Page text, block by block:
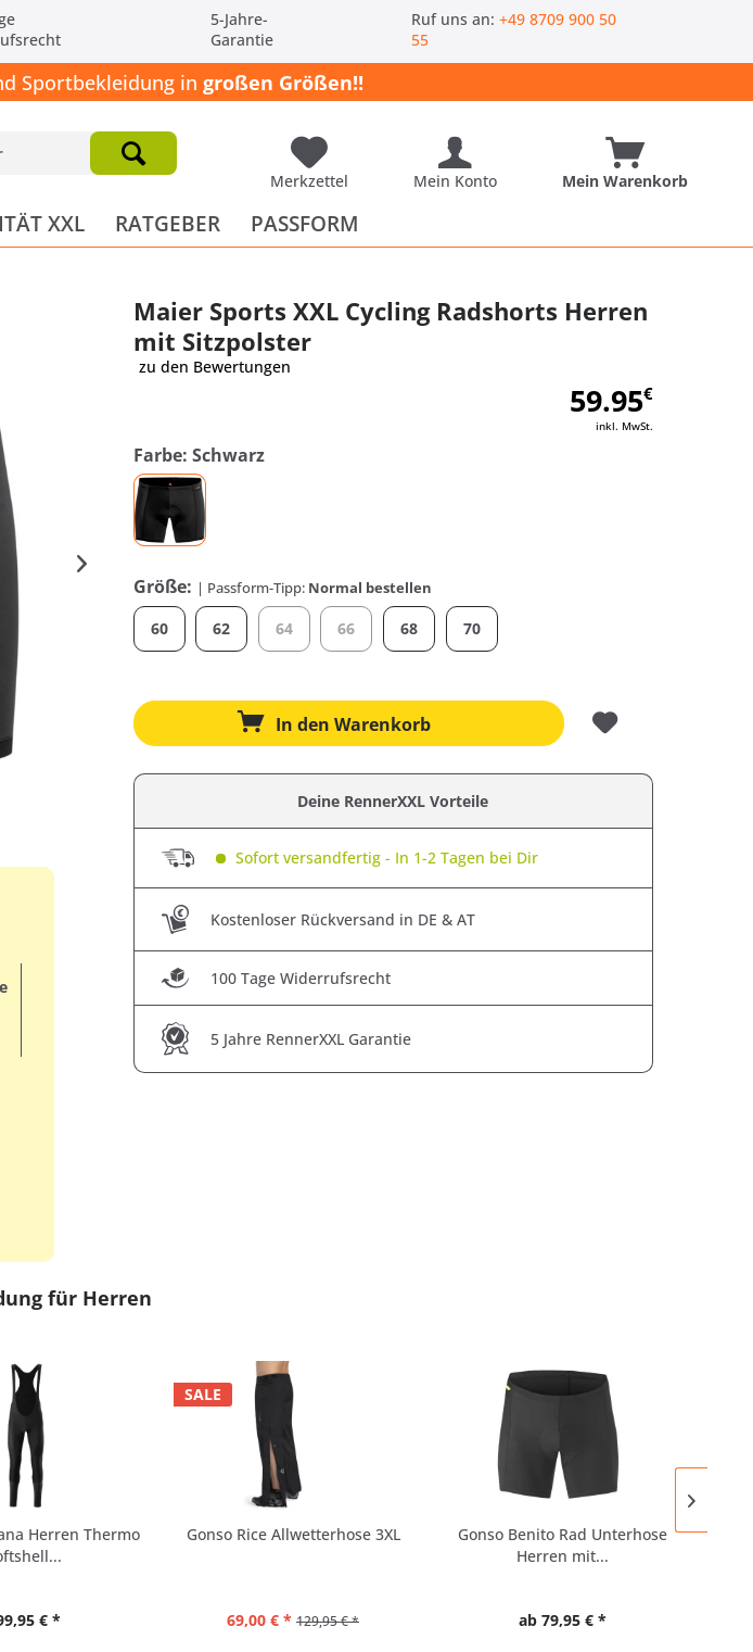
5-Jahre-
Garantie
Ruf uns an:+49 8709 900 50
55
Sportbekleidung in großen Größen!!
Merkzettel Mein Konto Mein Warenkorb
XXL RATGEBER PASSFORM
Maier Sports XXL Cycling Radshorts Herren
mit Sitzpolster
zu den Bewertungen
59.95€
inkl. MwSt.
Farbe: Schwarz
Größe: | Passform-Tipp: Normal bestellen
60 62 64 66 68 70
In den Warenkorb
Deine RennerXXL Vorteile
Sofort versandfertig - In 1-2 Tagen bei Dir
Kostenloser Rückversand in DE & AT
100 Tage Widerrufsrecht
5 Jahre RennerXXL Garantie
für Herren
Herren Thermo
€ *
SALE
Gonso Rice Allwetterhose 3XL
69,00 € * 129,95 € *
Gonso Benito Rad Unterhose
Herren mit...
ab 79,95 € *